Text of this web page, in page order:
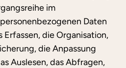
im
Daten
Erfassen, die Organisation,
die Anpassung
Auslesen, das Abfragen,